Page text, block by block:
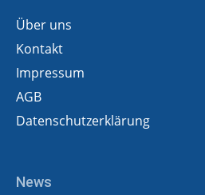
Über uns
Kontakt
Impressum
AGB
Datenschutzerklärung
News